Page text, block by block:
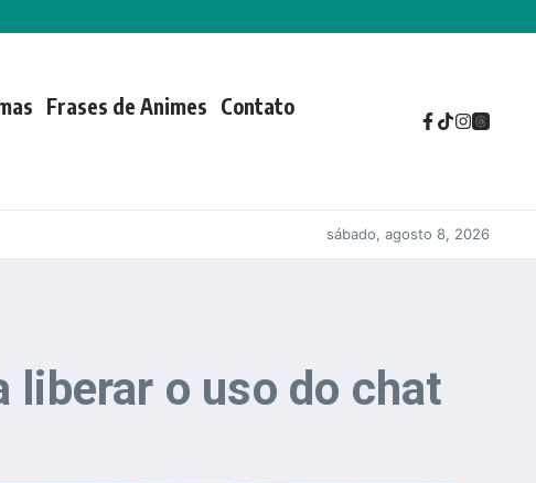
Frases de Animes Contato
sábado, agosto 8, 2026
liberar o uso do chat